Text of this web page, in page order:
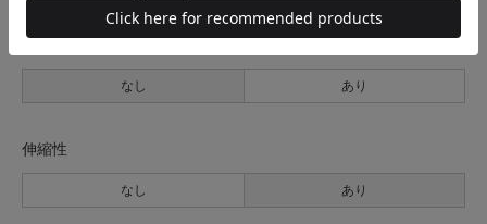
なし あり
伸縮性
なし あり